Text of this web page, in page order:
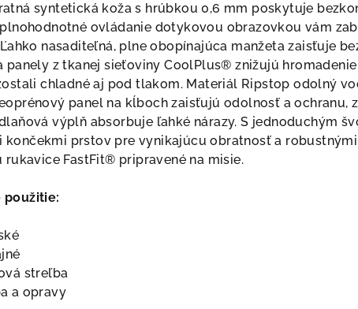
syntetická koža s hrúbkou 0,6 mm poskytuje
ovládanie dotykovou obrazovkou vám
nasaditeľná, plne obopínajúca manžeta zaisťuje
panely z tkanej sieťoviny CoolPlus® znižujú
chladné aj pod tlakom. Materiál Ripstop odolný
panel na kĺboch zaisťujú odolnosť a ochranu,
výplň absorbuje ľahké nárazy. S jednoduchým
končekmi prstov pre vynikajúcu obratnosť a
rukavice FastFit® pripravené na misie.
použitie:
streľba
a opravy